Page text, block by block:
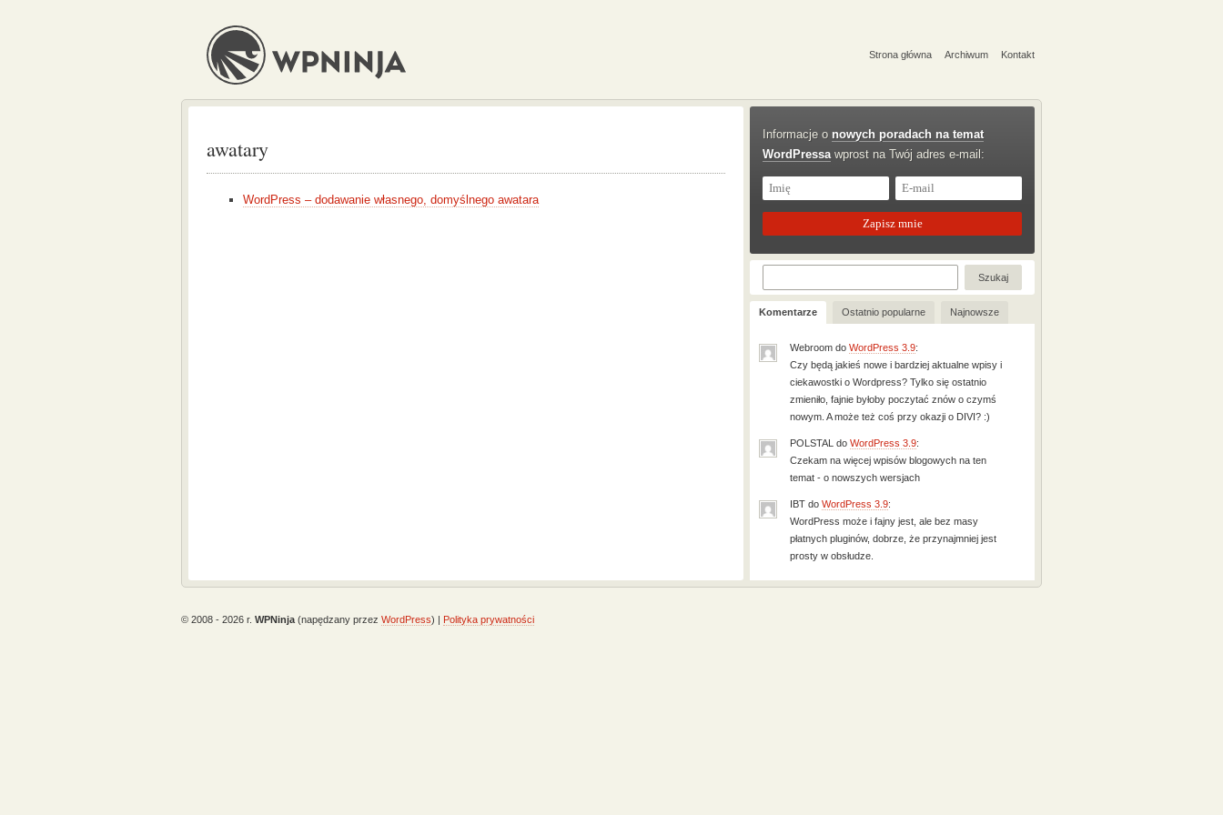
Strona główna Archiwum Kontakt
awatary
WordPress – dodawanie własnego, domyślnego awatara
Informacje o nowych poradach na temat
WordPressa wprost na Twój adres e-mail:
Komentarze Ostatnio popularne Najnowsze
Webroom do WordPress 3.9:
Czy będą jakieś nowe i bardziej aktualne wpisy i
ciekawostki o Wordpress? Tylko się ostatnio
zmieniło, fajnie byłoby poczytać znów o czymś
nowym. A może też coś przy okazji o DIVI? :)
POLSTAL do WordPress 3.9:
Czekam na więcej wpisów blogowych na ten
temat - o nowszych wersjach
IBT do WordPress 3.9:
WordPress może i fajny jest, ale bez masy
płatnych pluginów, dobrze, że przynajmniej jest
prosty w obsłudze.
© 2008 - 2026 r. WPNinja (napędzany przez WordPress) | Polityka prywatności